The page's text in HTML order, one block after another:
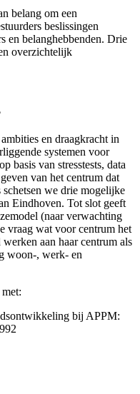
belang om een
beslissingen
en belanghebbenden. Drie
overzichtelijk
en draagkracht in
systemen voor
basis van stresstests, data
van het centrum dat
we drie mogelijke
Eindhoven. Tot slot geeft
(naar verwachting
vraag wat voor centrum het
aan haar centrum als
woon-, werk- en
bij APPM: